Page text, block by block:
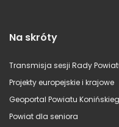
Na skróty
Transmisja sesji Rady
Projekty europejskie i krajowe
Geoportal Powiatu
Powiat dla seniora